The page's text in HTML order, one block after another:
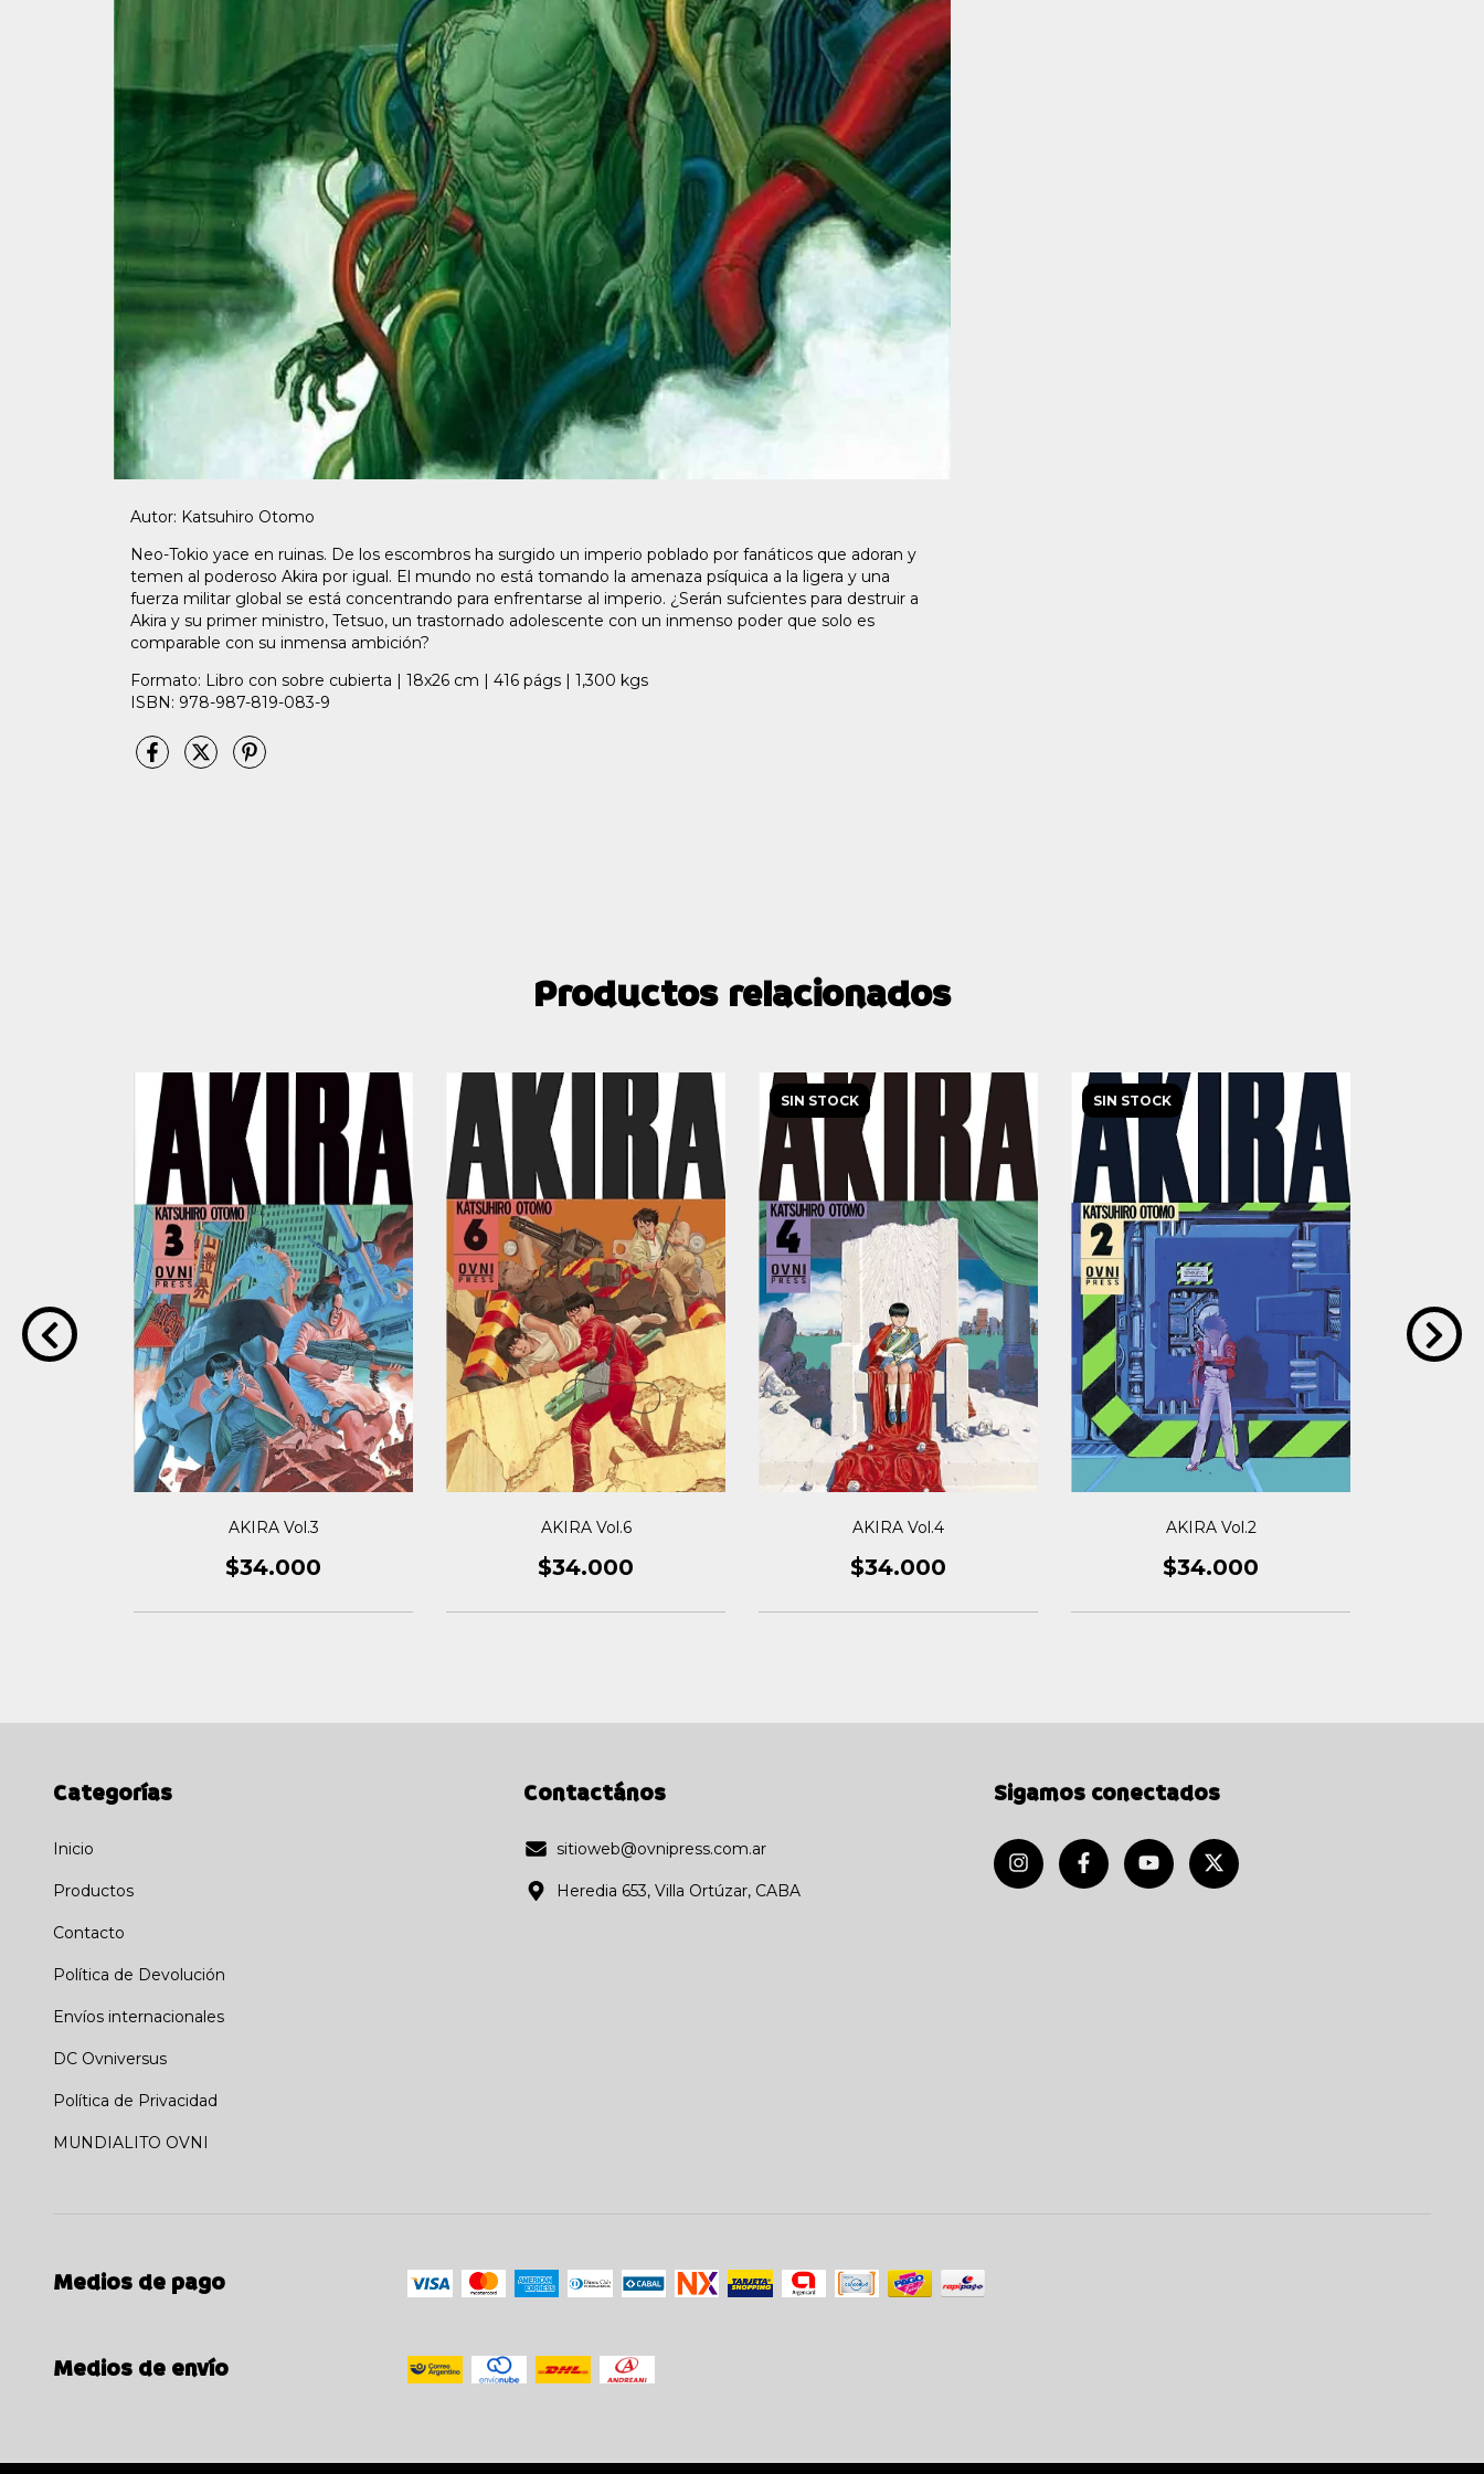
Autor: Katsuhiro Otomo
Neo-Tokio yace en ruinas. De los escombros ha surgido un imperio poblado por fanáticos que adoran y
temen al poderoso Akira por igual. El mundo no está tomando la amenaza psíquica a la ligera y una
fuerza militar global se está concentrando para enfrentarse al imperio. ¿Serán sufcientes para destruir a
Akira y su primer ministro, Tetsuo, un trastornado adolescente con un inmenso poder que solo es
comparable con su inmensa ambición?
Formato: Libro con sobre cubierta | 18x26 cm | 416 págs | 1,300 kgs
ISBN: 978-987-819-083-9
Productos relacionados
AKIRA Vol.3
$34.000
AKIRA Vol.6
$34.000
SIN STOCK
AKIRA Vol.4
$34.000
SIN STOCK
AKIRA Vol.2
$34.000
Categorías
Inicio
Productos
Contacto
Política de Devolución
Envíos internacionales
DC Ovniversus
Política de Privacidad
MUNDIALITO OVNI
Contactános
sitioweb@ovnipress.com.ar
Heredia 653, Villa Ortúzar, CABA
Sigamos conectados
Medios de pago
Medios de envío